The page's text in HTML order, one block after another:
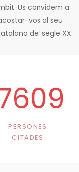
Us convidem a
vos al seu
del segle XX.
PERSONES
CITADES